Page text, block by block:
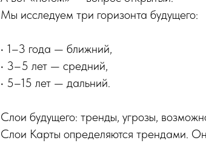
Мы исследуем три горизонта будущего:
• 1–3 года — ближний,
• 3–5 лет — средний,
• 5–15 лет — дальний.
Слои будущего: тренды, угрозы,
Слои Карты определяются трендами.